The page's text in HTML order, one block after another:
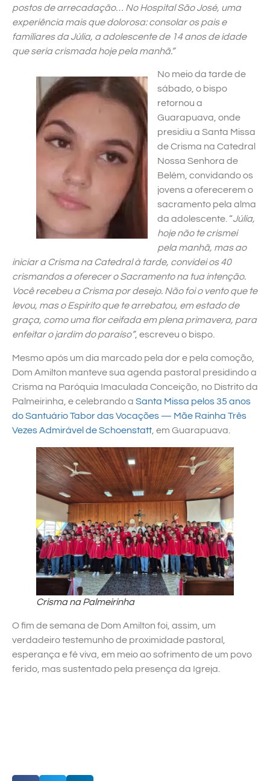
postos de arrecadação… No Hospital São José, uma
experiência mais que dolorosa: consolar os pais e
familiares da Júlia, a adolescente de 14 anos de idade
que seria crismada hoje pela manhã.”
No meio da tarde de
sábado, o bispo
retornou a
Guarapuava, onde
presidiu a Santa Missa
de Crisma na Catedral
Nossa Senhora de
Belém, convidando os
jovens a oferecerem o
sacramento pela alma
da adolescente. “Júlia,
hoje não te crismei
pela manhã, mas ao
iniciar a Crisma na Catedral à tarde, convidei os 40
crismandos a oferecer o Sacramento na tua intenção.
Você recebeu a Crisma por desejo. Não foi o vento que te
levou, mas o Espírito que te arrebatou, em estado de
graça, como uma flor ceifada em plena primavera, para
enfeitar o jardim do paraíso”, escreveu o bispo.
Mesmo após um dia marcado pela dor e pela comoção,
Dom Amilton manteve sua agenda pastoral presidindo a
Crisma na Paróquia Imaculada Conceição, no Distrito da
Palmeirinha, e celebrando a Santa Missa pelos 35 anos
do Santuário Tabor das Vocações — Mãe Rainha Três
Vezes Admirável de Schoenstatt , em Guarapuava.
Crisma na Palmeirinha
O fim de semana de Dom Amilton foi, assim, um
verdadeiro testemunho de proximidade pastoral,
esperança e fé viva, em meio ao sofrimento de um povo
ferido, mas sustentado pela presença da Igreja.